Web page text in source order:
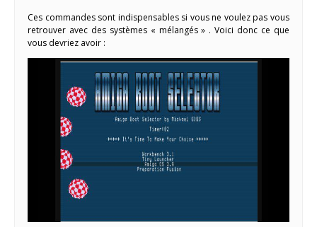
Ces commandes sont indispensables si vous ne voulez pas vous
retrouver avec des systèmes « mélangés » . Voici donc ce que
vous devriez avoir :